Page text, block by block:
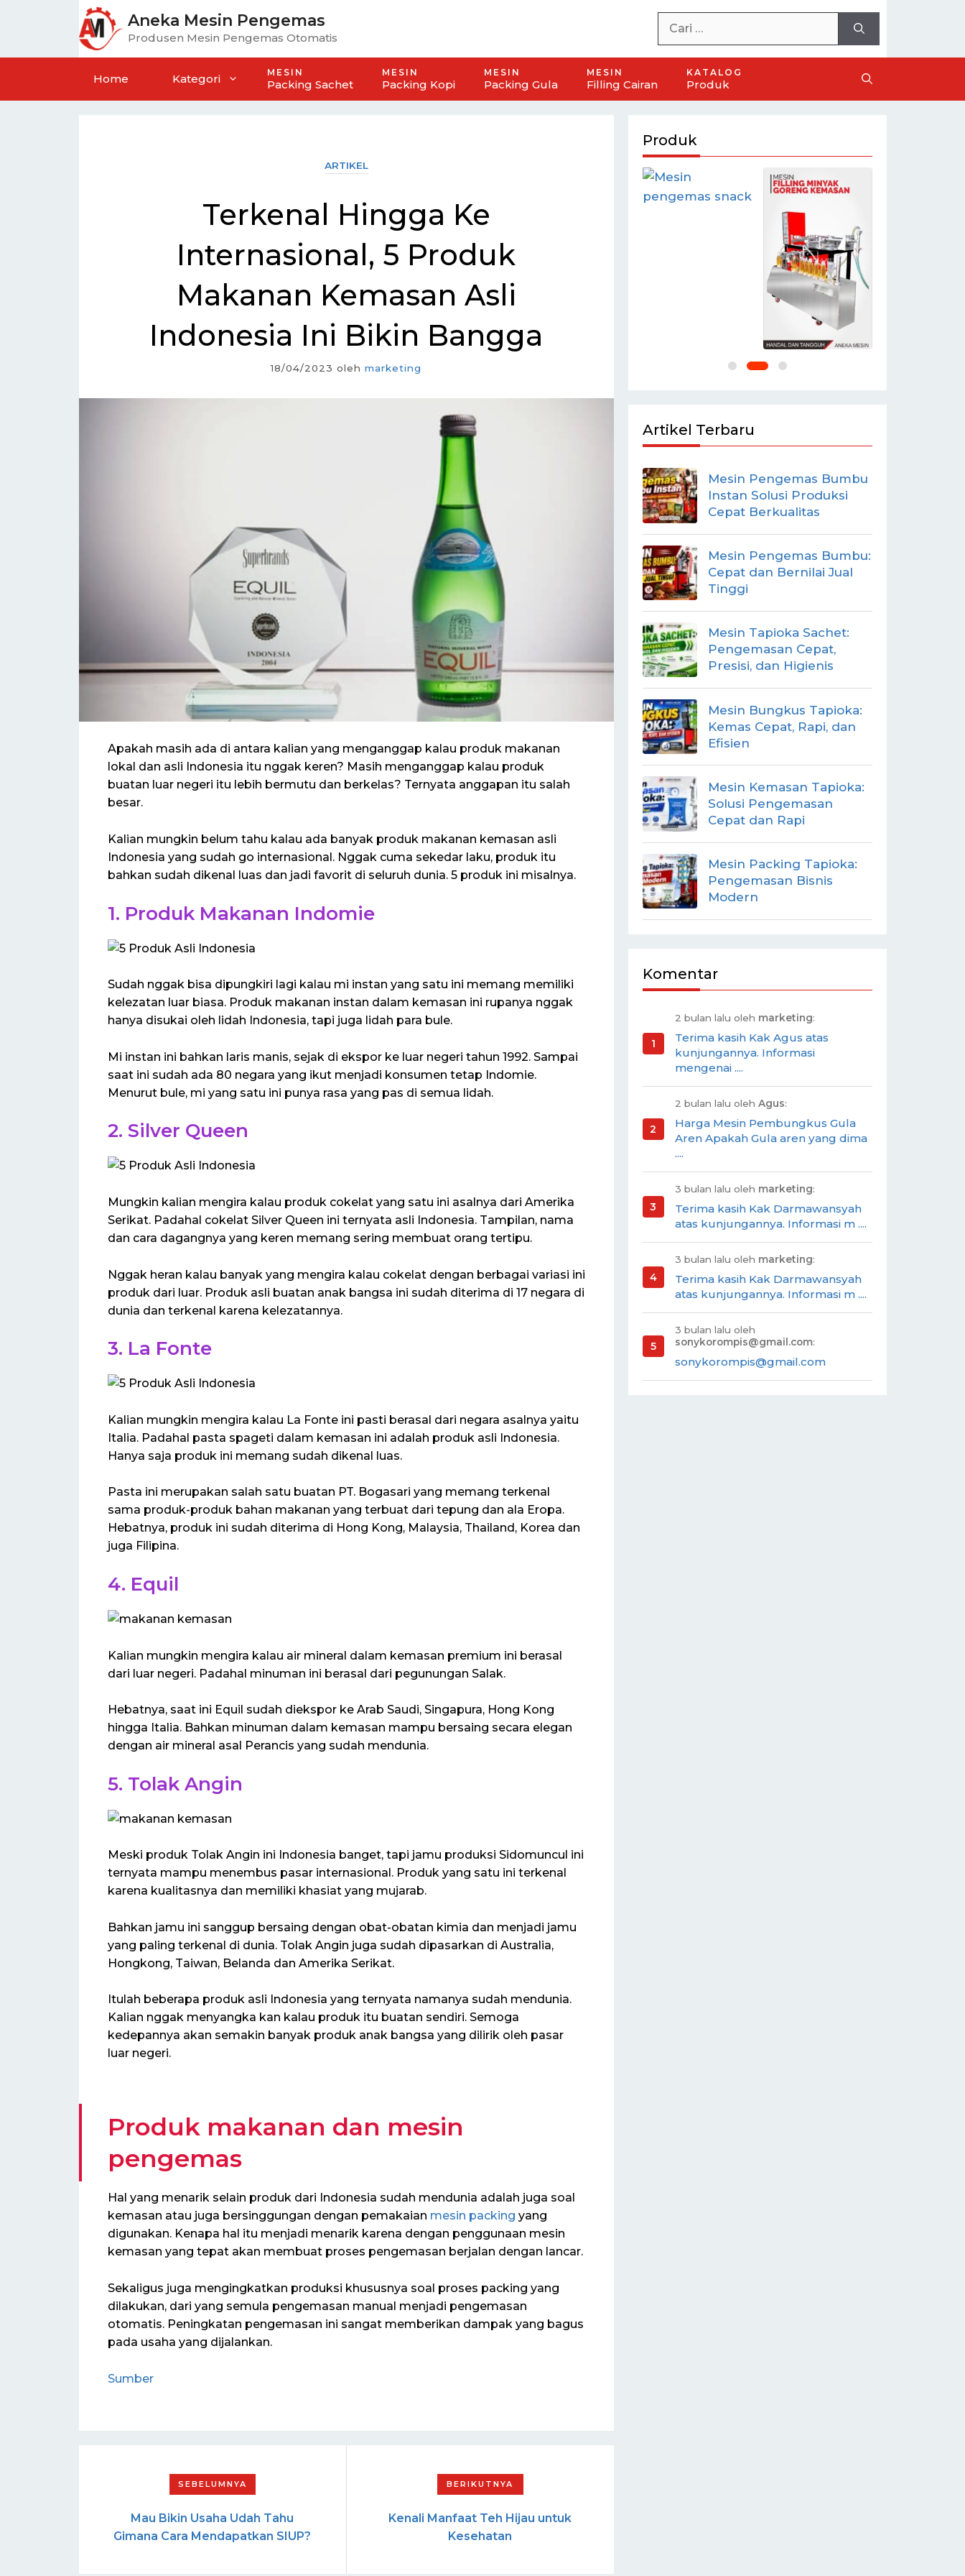
Aneka Mesin Pengemas
Produsen Mesin Pengemas Otomatis
Home Kategori MESIN
Packing Sachet
MESIN
Packing Kopi
MESIN
Packing Gula
MESIN
Filling Cairan
KATALOG
Produk
ARTIKEL
Terkenal Hingga Ke
Internasional, 5 Produk
Makanan Kemasan Asli
Indonesia Ini Bikin Bangga
18/04/2023 oleh marketing
Apakah masih ada di antara kalian yang menganggap kalau produk makanan
lokal dan asli Indonesia itu nggak keren? Masih menganggap kalau produk
buatan luar negeri itu lebih bermutu dan berkelas? Ternyata anggapan itu salah
besar.
Kalian mungkin belum tahu kalau ada banyak produk makanan kemasan asli
Indonesia yang sudah go internasional. Nggak cuma sekedar laku, produk itu
bahkan sudah dikenal luas dan jadi favorit di seluruh dunia. 5 produk ini misalnya.
1. Produk Makanan Indomie
Sudah nggak bisa dipungkiri lagi kalau mi instan yang satu ini memang memiliki
kelezatan luar biasa. Produk makanan instan dalam kemasan ini rupanya nggak
hanya disukai oleh lidah Indonesia, tapi juga lidah para bule.
Mi instan ini bahkan laris manis, sejak di ekspor ke luar negeri tahun 1992. Sampai
saat ini sudah ada 80 negara yang ikut menjadi konsumen tetap Indomie.
Menurut bule, mi yang satu ini punya rasa yang pas di semua lidah.
2. Silver Queen
Mungkin kalian mengira kalau produk cokelat yang satu ini asalnya dari Amerika
Serikat. Padahal cokelat Silver Queen ini ternyata asli Indonesia. Tampilan, nama
dan cara dagangnya yang keren memang sering membuat orang tertipu.
Nggak heran kalau banyak yang mengira kalau cokelat dengan berbagai variasi ini
produk dari luar. Produk asli buatan anak bangsa ini sudah diterima di 17 negara di
dunia dan terkenal karena kelezatannya.
3. La Fonte
Kalian mungkin mengira kalau La Fonte ini pasti berasal dari negara asalnya yaitu
Italia. Padahal pasta spageti dalam kemasan ini adalah produk asli Indonesia.
Hanya saja produk ini memang sudah dikenal luas.
Pasta ini merupakan salah satu buatan PT. Bogasari yang memang terkenal
sama produk-produk bahan makanan yang terbuat dari tepung dan ala Eropa.
Hebatnya, produk ini sudah diterima di Hong Kong, Malaysia, Thailand, Korea dan
juga Filipina.
4. Equil
Kalian mungkin mengira kalau air mineral dalam kemasan premium ini berasal
dari luar negeri. Padahal minuman ini berasal dari pegunungan Salak.
Hebatnya, saat ini Equil sudah diekspor ke Arab Saudi, Singapura, Hong Kong
hingga Italia. Bahkan minuman dalam kemasan mampu bersaing secara elegan
dengan air mineral asal Perancis yang sudah mendunia.
5. Tolak Angin
Meski produk Tolak Angin ini Indonesia banget, tapi jamu produksi Sidomuncul ini
ternyata mampu menembus pasar internasional. Produk yang satu ini terkenal
karena kualitasnya dan memiliki khasiat yang mujarab.
Bahkan jamu ini sanggup bersaing dengan obat-obatan kimia dan menjadi jamu
yang paling terkenal di dunia. Tolak Angin juga sudah dipasarkan di Australia,
Hongkong, Taiwan, Belanda dan Amerika Serikat.
Itulah beberapa produk asli Indonesia yang ternyata namanya sudah mendunia.
Kalian nggak menyangka kan kalau produk itu buatan sendiri. Semoga
kedepannya akan semakin banyak produk anak bangsa yang dilirik oleh pasar
luar negeri.
Produk makanan dan mesin
pengemas
Hal yang menarik selain produk dari Indonesia sudah mendunia adalah juga soal
kemasan atau juga bersinggungan dengan pemakaian mesin packing yang
digunakan. Kenapa hal itu menjadi menarik karena dengan penggunaan mesin
kemasan yang tepat akan membuat proses pengemasan berjalan dengan lancar.
Sekaligus juga mengingkatkan produksi khususnya soal proses packing yang
dilakukan, dari yang semula pengemasan manual menjadi pengemasan
otomatis. Peningkatan pengemasan ini sangat memberikan dampak yang bagus
pada usaha yang dijalankan.
Sumber
Mau Bikin Usaha Udah Tahu
Gimana Cara Mendapatkan SIUP?
Kenali Manfaat Teh Hijau untuk
Kesehatan
Produk
Artikel Terbaru
Mesin Pengemas Bumbu
Instan Solusi Produksi
Cepat Berkualitas
Mesin Pengemas Bumbu:
Cepat dan Bernilai Jual
Tinggi
Mesin Tapioka Sachet:
Pengemasan Cepat,
Presisi, dan Higienis
Mesin Bungkus Tapioka:
Kemas Cepat, Rapi, dan
Efisien
Mesin Kemasan Tapioka:
Solusi Pengemasan
Cepat dan Rapi
Mesin Packing Tapioka:
Pengemasan Bisnis
Modern
Komentar
2 bulan lalu oleh marketing:
Terima kasih Kak Agus atas
kunjungannya. Informasi
mengenai ....
2 bulan lalu oleh Agus:
Harga Mesin Pembungkus Gula
Aren Apakah Gula aren yang dima
....
3 bulan lalu oleh marketing:
Terima kasih Kak Darmawansyah
atas kunjungannya. Informasi m ....
3 bulan lalu oleh marketing:
Terima kasih Kak Darmawansyah
atas kunjungannya. Informasi m ....
3 bulan lalu oleh
sonykorompis@gmail.com:
sonykorompis@gmail.com